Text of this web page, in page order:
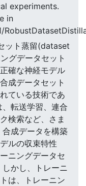
experiments.
in
ット蒸留(dataset
グデータセット
確な神経モデル
成データセット
ている技術であ
転送学習、連合
検索など、さま
成データを構築
ルの収束特性
ニングデータセ
かし、トレーニ
は、トレーニン